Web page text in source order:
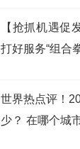
【抢抓机遇促
打好服务“组合
世界热点评！
少？ 在哪个城